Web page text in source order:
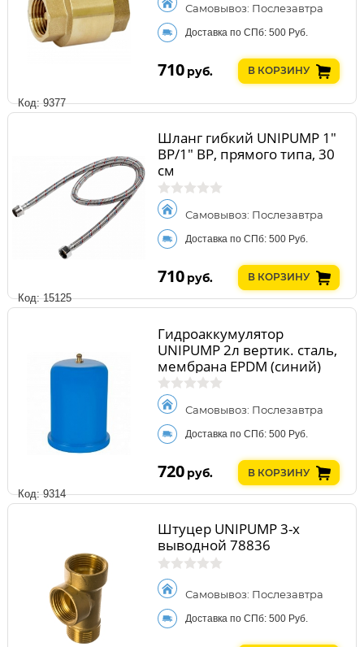
Код: 9377
Самовывоз: Послезавтра
Доставка по СПб: 500 Руб.
710 руб. В КОРЗИНУ
Код: 15125
Шланг гибкий UNIPUMP 1"
ВР/1" ВР, прямого типа, 30
см
Самовывоз: Послезавтра
Доставка по СПб: 500 Руб.
710 руб. В КОРЗИНУ
Код: 9314
Гидроаккумулятор
UNIPUMP 2л вертик. сталь,
мембрана EPDM (синий)
29758
Самовывоз: Послезавтра
Доставка по СПб: 500 Руб.
720 руб. В КОРЗИНУ
Штуцер UNIPUMP 3-х
выводной 78836
Самовывоз: Послезавтра
Доставка по СПб: 500 Руб.